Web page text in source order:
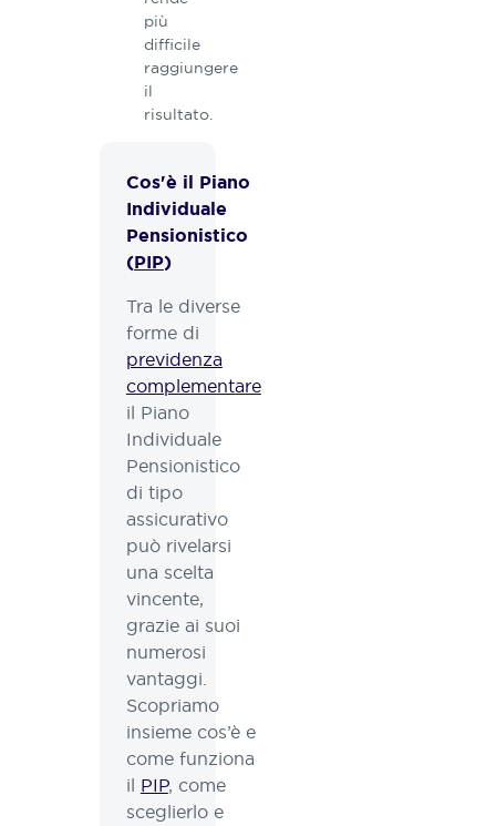
più
difficile
raggiungere
il
risultato.
Cos'è il Piano
Individuale
Pensionistico
(PIP)
Tra le diverse
forme di
previdenza
complementare
il Piano
Individuale
Pensionistico
di tipo
assicurativo
può rivelarsi
una scelta
vincente,
grazie ai suoi
numerosi
vantaggi.
Scopriamo
insieme cos’è e
come funziona
il PIP, come
sceglierlo e